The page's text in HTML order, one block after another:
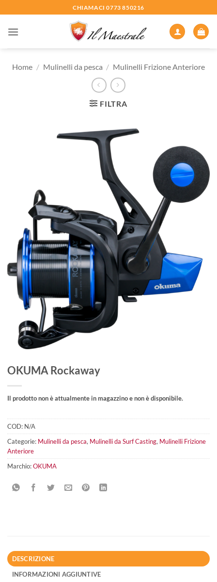
ai
contenuti
CHIAMACI 0773 850216
Home / Mulinelli da pesca / Mulinelli Frizione Anteriore
FILTRA
OKUMA Rockaway
Il prodotto non è attualmente in magazzino e non è disponibile.
COD: N/A
Categorie: Mulinelli da pesca, Mulinelli da Surf Casting, Mulinelli Frizione
Anteriore
Marchio:OKUMA
DESCRIZIONE
INFORMAZIONI AGGIUNTIVE